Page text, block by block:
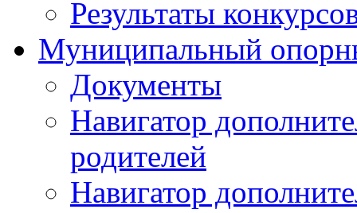
Результаты
Муниципальный
Документы
Навигатор
родителей
Навигатор